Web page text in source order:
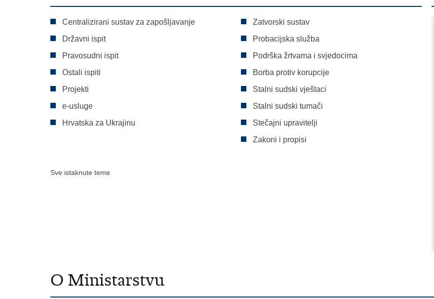
Centralizirani sustav za zapošljavanje
Državni ispit
Pravosudni ispit
Ostali ispiti
Projekti
e-usluge
Hrvatska za Ukrajinu
Sve istaknute teme
Zatvorski sustav
Probacijska služba
Podrška žrtvama i svjedocima
Borba protiv korupcije
Stalni sudski vještaci
Stalni sudski tumači
Stečajni upravitelji
Zakoni i propisi
O Ministarstvu